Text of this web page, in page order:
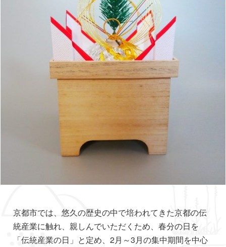
京都市では、悠久の歴史の中で培われてきた京都の伝
統産業に触れ、親しんでいただくため、春分の日を
「伝統産業の日」と定め、2月～3月の集中期間を中心